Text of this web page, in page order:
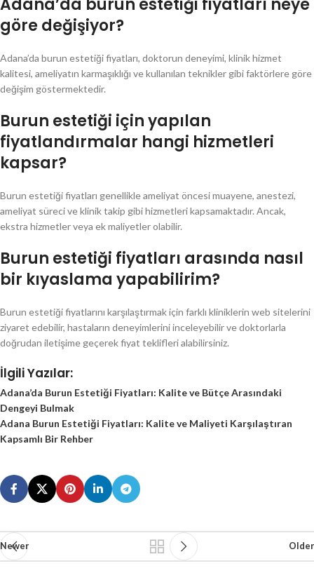
Adana’da burun estetiği fiyatları neye
göre değişiyor?
Adana’da burun estetiği fiyatları, doktorun deneyimi, klinik hizmet
kalitesi, ameliyatın karmaşıklığı ve kullanılan teknikler gibi faktörlere göre
değişim göstermektedir.
Burun estetiği için yapılan
fiyatlandırmalar hangi hizmetleri
kapsar?
Burun estetiği fiyatları genellikle ameliyat öncesi muayene, anestezi,
ameliyat süreci ve klinik takip gibi hizmetleri kapsamaktadır. Ancak,
ekstra hizmetler veya ek maliyetler olabilir.
Burun estetiği fiyatları arasında nasıl
bir kıyaslama yapabilirim?
Burun estetiği fiyatlarını karşılaştırmak için farklı kliniklerin web sitelerini
ziyaret edebilir, hastaların deneyimlerini inceleyebilir ve doktorlarla
doğrudan iletişime geçerek fiyat teklifleri alabilirsiniz.
İlgili Yazılar:
Adana’da Burun Estetiği Fiyatları: Kalite ve Bütçe Arasındaki
Dengeyi Bulmak
Adana Burun Estetiği Fiyatları: Kalite ve Maliyeti Karşılaştıran
Kapsamlı Bir Rehber
Newer Older